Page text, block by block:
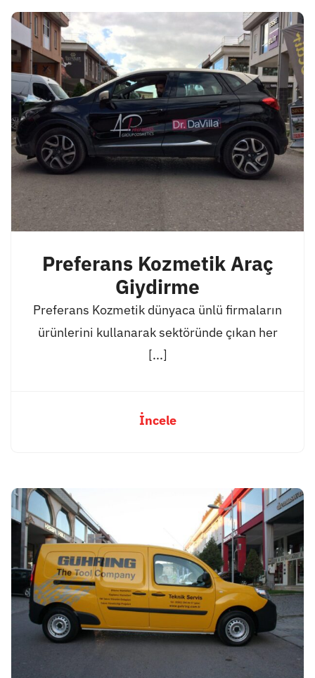
Preferans Kozmetik Araç
Giydirme
Preferans Kozmetik dünyaca ünlü firmaların
ürünlerini kullanarak sektöründe çıkan her
[...]
İncele